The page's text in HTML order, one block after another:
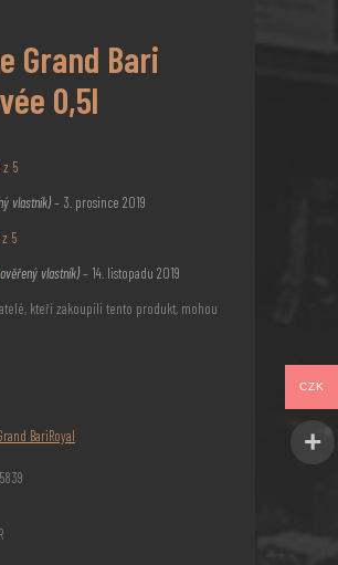
Grand Bari
0,5l
z 5
vlastník)– 3. prosince 2019
z 5
vlastník)– 14. listopadu 2019
kteří zakoupili tento produkt, mohou
BariRoyal
CZK